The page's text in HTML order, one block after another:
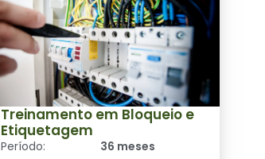
Treinamento em Bloqueio e
Etiquetagem
Período:
36 meses